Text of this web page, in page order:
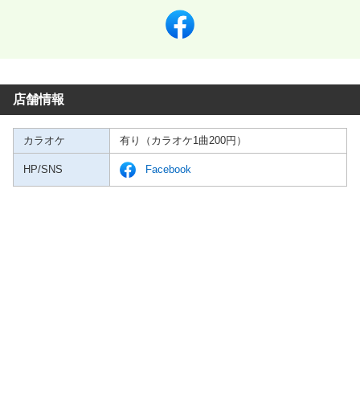
店舗情報
カラオケ 有り（カラオケ1曲200円）
HP/SNS Facebook